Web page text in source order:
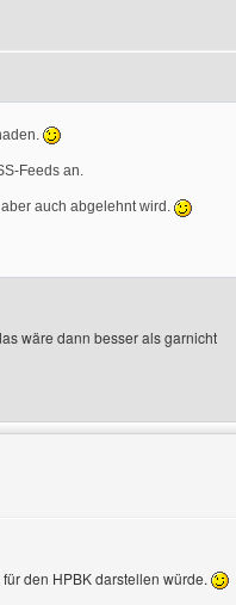
Feeds an.
auch abgelehnt wird.
wäre dann besser als garnicht
den HPBK darstellen würde.